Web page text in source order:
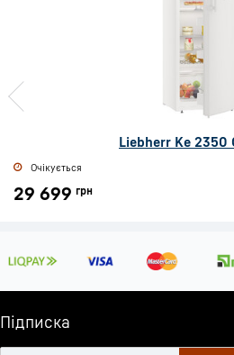
Liebherr Ke 2350
Очікується
29 699 грн
Підписка